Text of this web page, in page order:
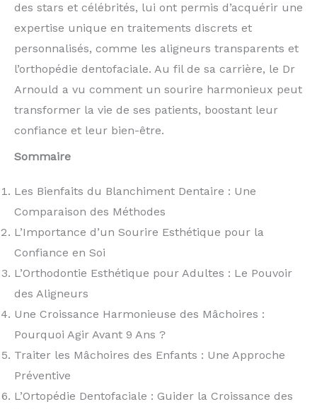
des stars et célébrités, lui ont permis d’acquérir une
expertise unique en traitements discrets et
personnalisés, comme les aligneurs transparents et
l’orthopédie dentofaciale. Au fil de sa carrière, le Dr
Arnould a vu comment un sourire harmonieux peut
transformer la vie de ses patients, boostant leur
confiance et leur bien-être.
Sommaire
Les Bienfaits du Blanchiment Dentaire : Une
Comparaison des Méthodes
L’Importance d’un Sourire Esthétique pour la
Confiance en Soi
L’Orthodontie Esthétique pour Adultes : Le Pouvoir
des Aligneurs
Une Croissance Harmonieuse des Mâchoires :
Pourquoi Agir Avant 9 Ans ?
Traiter les Mâchoires des Enfants : Une Approche
Préventive
L’Ortopédie Dentofaciale : Guider la Croissance des